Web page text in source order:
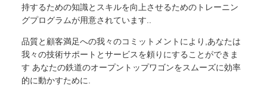
持するための知識とスキルを向上させるためのトレーニン
グプログラムが用意されています..
品質と顧客満足への我々のコミットメントにより,あなたは
我々の技術サポートとサービスを頼りにすることができま
す あなたの鉄道のオープントップワゴンをスムーズに効率
的に動かすために.